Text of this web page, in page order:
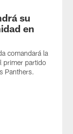
su
en
comandará la
primer partido
Panthers.